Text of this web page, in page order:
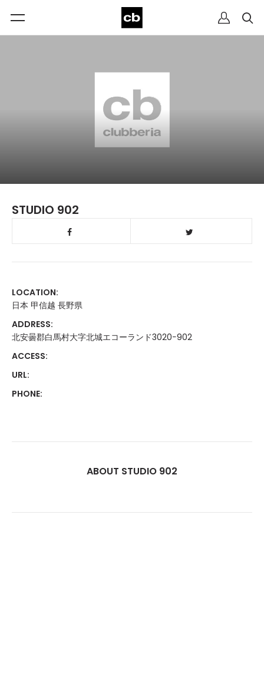
STUDIO 902
LOCATION:
日本 甲信越 長野県
ADDRESS:
北安曇郡白馬村大字北城エコーランド3020−902
ACCESS:
URL:
PHONE:
ABOUT STUDIO 902